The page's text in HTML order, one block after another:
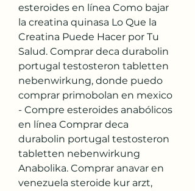
esteroides en línea Como bajar
la creatina quinasa Lo Que la
Creatina Puede Hacer por Tu
Salud. Comprar deca durabolin
portugal testosteron tabletten
nebenwirkung, donde puedo
comprar primobolan en mexico
- Compre esteroides anabólicos
en línea Comprar deca
durabolin portugal testosteron
tabletten nebenwirkung
Anabolika. Comprar anavar en
venezuela steroide kur arzt,